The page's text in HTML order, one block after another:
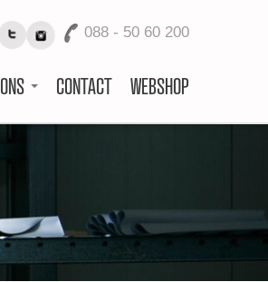
088 - 50 60 200
CONTACT WEBSHOP